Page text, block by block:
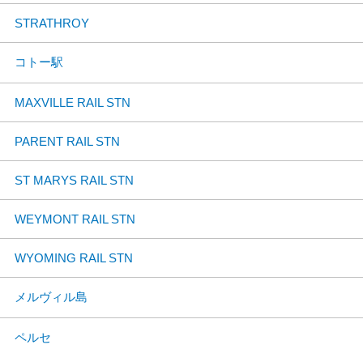
STRATHROY
コトー駅
MAXVILLE RAIL STN
PARENT RAIL STN
ST MARYS RAIL STN
WEYMONT RAIL STN
WYOMING RAIL STN
メルヴィル島
ペルセ